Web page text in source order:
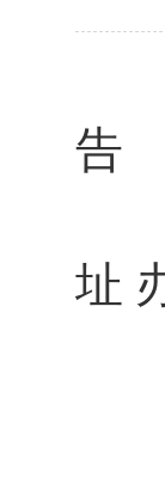
政
告
因
址
四